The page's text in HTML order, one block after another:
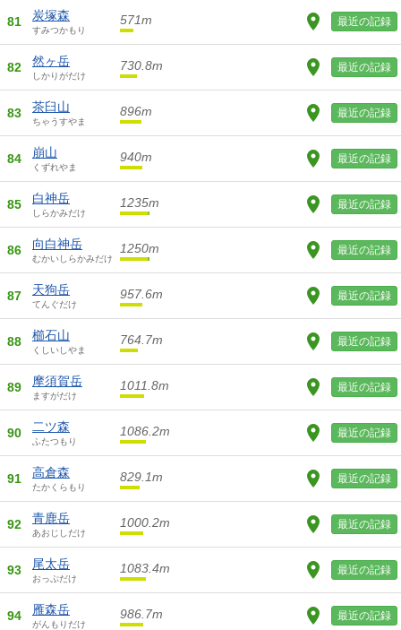
81 炭塚森
すみつかもり
571m 最近の記録
82 然ヶ岳
しかりがだけ
730.8m 最近の記録
83 茶臼山
ちゃうすやま
896m 最近の記録
84 崩山
くずれやま
940m 最近の記録
85 白神岳
しらかみだけ
1235m 最近の記録
86 向白神岳
むかいしらかみだけ
1250m 最近の記録
87 天狗岳
てんぐだけ
957.6m 最近の記録
88 櫛石山
くしいしやま
764.7m 最近の記録
89 摩須賀岳
ますがだけ
1011.8m 最近の記録
90 二ツ森
ふたつもり
1086.2m 最近の記録
91 高倉森
たかくらもり
829.1m 最近の記録
92 青鹿岳
あおじしだけ
1000.2m 最近の記録
93 尾太岳
おっぷだけ
1083.4m 最近の記録
94 雁森岳
がんもりだけ
986.7m 最近の記録